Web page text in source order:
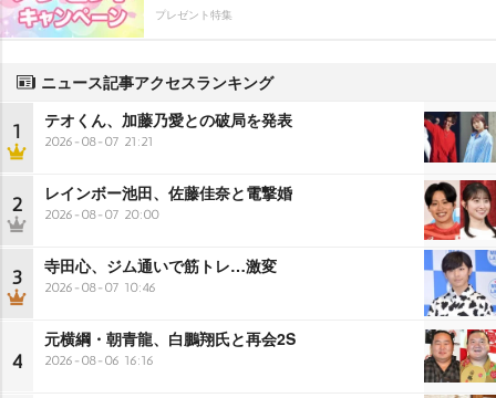
プレゼント特集
ニュース記事アクセスランキング
1 テオくん、加藤乃愛との破局を発表
2026-08-07 21:21
2 レインボー池田、佐藤佳奈と電撃婚
2026-08-07 20:00
3 寺田心、ジム通いで筋トレ…激変
2026-08-07 10:46
4
元横綱・朝青龍、白鵬翔氏と再会2S
2026-08-06 16:16